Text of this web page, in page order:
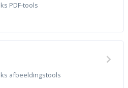
PDF-tools
afbeeldingstools